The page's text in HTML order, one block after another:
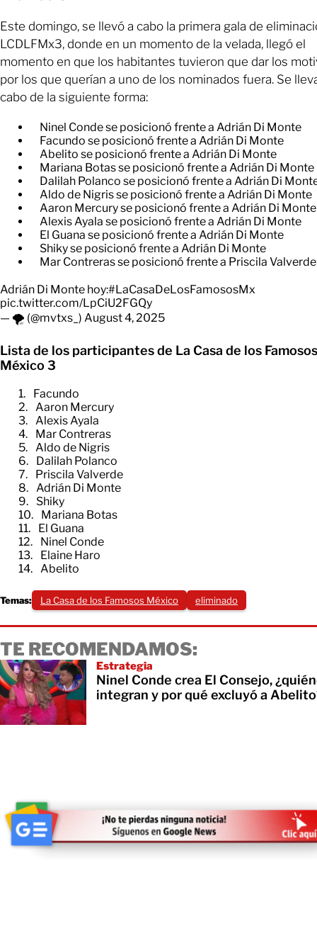
Este domingo, se llevó a cabo la primera gala de
LCDLFMx3, donde en un momento de la velada, llegó el
momento en que los habitantes tuvieron que dar los
por los que querían a uno de los nominados fuera. Se
cabo de la siguiente forma:
Ninel Conde se posicionó frente a Adrián Di Monte
Facundo se posicionó frente a Adrián Di Monte
Abelito se posicionó frente a Adrián Di Monte
Mariana Botas se posicionó frente a Adrián Di Monte
Dalilah Polanco se posicionó frente a Adrián Di
Aldo de Nigris se posicionó frente a Adrián Di Monte
Aaron Mercury se posicionó frente a Adrián Di Monte
Alexis Ayala se posicionó frente a Adrián Di Monte
El Guana se posicionó frente a Adrián Di Monte
Shiky se posicionó frente a Adrián Di Monte
Mar Contreras se posicionó frente a Priscila Valverde
Adrián Di Monte hoy:#LaCasaDeLosFamososMx
pic.twitter.com/LpCiU2FGQy
— 🌪️ (@mvtxs_) August 4, 2025
Lista de los participantes de La Casa de los Famosos
México 3
Facundo
Aaron Mercury
Alexis Ayala
Mar Contreras
Aldo de Nigris
Dalilah Polanco
Priscila Valverde
Adrián Di Monte
Shiky
Mariana Botas
El Guana
Ninel Conde
Elaine Haro
Abelito
Temas: La Casa de los Famosos México eliminado
TE RECOMENDAMOS:
Estrategia
Ninel Conde crea El Consejo,
integran y por qué excluyó a